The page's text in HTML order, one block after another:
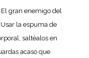
El gran enemigo del
la espuma de
saltéalos en
acaso que